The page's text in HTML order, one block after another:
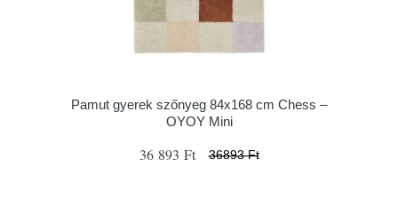
Pamut gyerek szőnyeg 84x168 cm Chess –
OYOY Mini
36 893 Ft 36893 Ft